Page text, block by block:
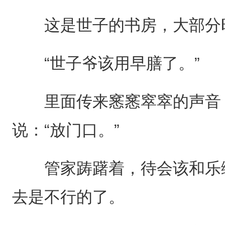
这是世子的书房，大部分
“世子爷该用早膳了。”
里面传来窸窸窣窣的声音
说：“放门口。”
管家踌躇着，待会该和乐
去是不行的了。